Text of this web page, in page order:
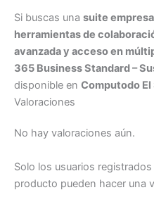
Si buscas una suite
herramientas de
avanzada y acceso en
365 Business Standard –
disponible en Computodo El
Valoraciones
No hay valoraciones aún.
Solo los usuarios
producto pueden hacer una